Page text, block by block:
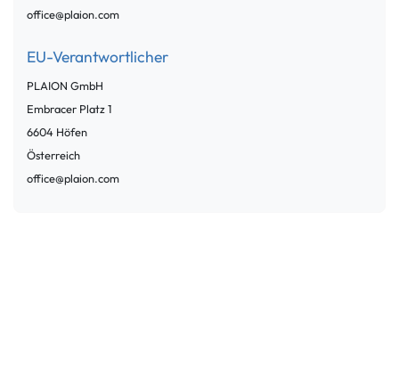
office@plaion.com
EU-Verantwortlicher
PLAION GmbH
Embracer Platz1
6604 Höfen
Österreich
office@plaion.com